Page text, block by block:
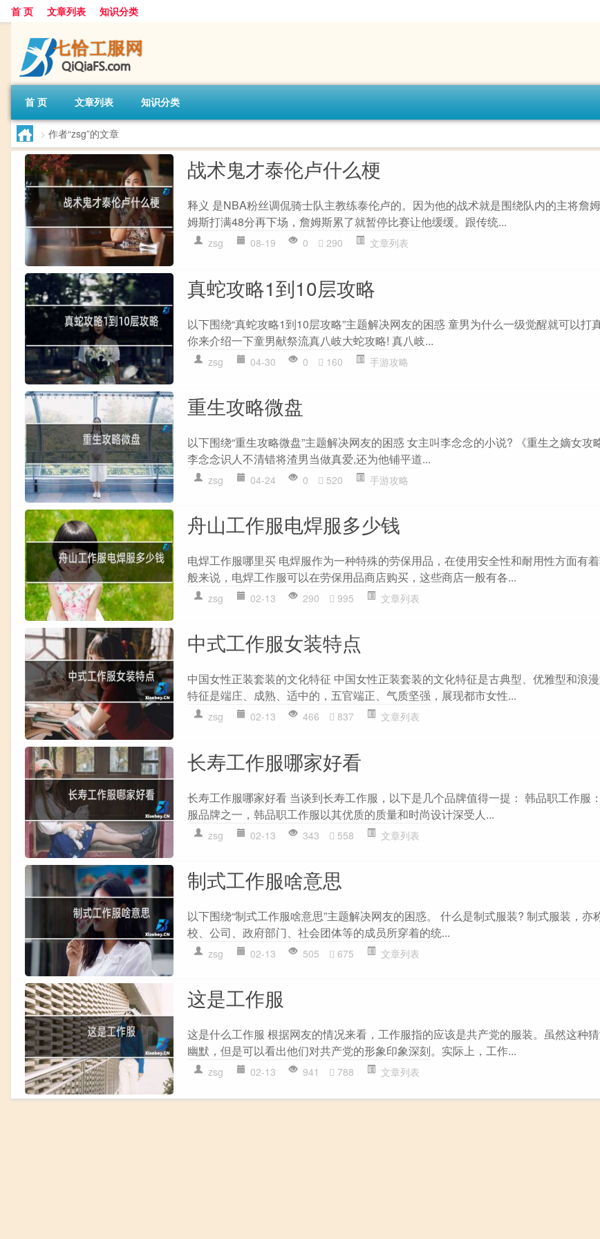
首 页 文章列表 知识分类
首 页 文章列表 知识分类
> 作者“zsg”的文章
战术鬼才泰伦卢什么梗
释义 是NBA粉丝调侃骑士队主教练泰伦卢的。因为他的战术就是围绕队内的主将詹
姆斯打满48分再下场，詹姆斯累了就暂停比赛让他缓缓。跟传统...
zsg 08-19 0 290 文章列表
真蛇攻略1到10层攻略
以下围绕“真蛇攻略1到10层攻略”主题解决网友的困惑 童男为什么一级觉醒就可以打
你来介绍一下童男献祭流真八岐大蛇攻略! 真八岐...
zsg 04-30 0 160 手游攻略
重生攻略微盘
以下围绕“重生攻略微盘”主题解决网友的困惑 女主叫李念念的小说? 《重生之嫡女攻
李念念识人不清错将渣男当做真爱,还为他铺平道...
zsg 04-24 0 520 手游攻略
舟山工作服电焊服多少钱
电焊工作服哪里买 电焊服作为一种特殊的劳保用品，在使用安全性和耐用性方面有
般来说，电焊工作服可以在劳保用品商店购买，这些商店一般有各...
zsg 02-13 290 995 文章列表
中式工作服女装特点
中国女性正装套装的文化特征 中国女性正装套装的文化特征是古典型、优雅型和浪
特征是端庄、成熟、适中的，五官端正、气质坚强，展现都市女性...
zsg 02-13 466 837 文章列表
长寿工作服哪家好看
长寿工作服哪家好看 当谈到长寿工作服，以下是几个品牌值得一提： 韩品职工作服
服品牌之一，韩品职工作服以其优质的质量和时尚设计深受人...
zsg 02-13 343 558 文章列表
制式工作服啥意思
以下围绕“制式工作服啥意思”主题解决网友的困惑。 什么是制式服装? 制式服装，亦
校、公司、政府部门、社会团体等的成员所穿着的统...
zsg 02-13 505 675 文章列表
这是工作服
这是什么工作服 根据网友的情况来看，工作服指的应该是共产党的服装。虽然这种
幽默，但是可以看出他们对共产党的形象印象深刻。实际上，工作...
zsg 02-13 941 788 文章列表